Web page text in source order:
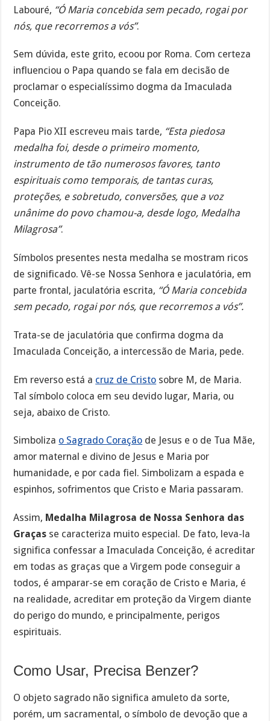
Labouré, “Ó Maria concebida sem pecado, rogai por
nós, que recorremos a vós”.
Sem dúvida, este grito, ecoou por Roma. Com certeza
influenciou o Papa quando se fala em decisão de
proclamar o especialíssimo dogma da Imaculada
Conceição.
Papa Pio XII escreveu mais tarde, “Esta piedosa
medalha foi, desde o primeiro momento,
instrumento de tão numerosos favores, tanto
espirituais como temporais, de tantas curas,
proteções, e sobretudo, conversões, que a voz
unânime do povo chamou-a, desde logo, Medalha
Milagrosa”.
Símbolos presentes nesta medalha se mostram ricos
de significado. Vê-se Nossa Senhora e jaculatória, em
parte frontal, jaculatória escrita, “Ó Maria concebida
sem pecado, rogai por nós, que recorremos a vós”.
Trata-se de jaculatória que confirma dogma da
Imaculada Conceição, a intercessão de Maria, pede.
Em reverso está a cruz de Cristo sobre M, de Maria.
Tal símbolo coloca em seu devido lugar, Maria, ou
seja, abaixo de Cristo.
Simboliza o Sagrado Coração de Jesus e o de Tua Mãe,
amor maternal e divino de Jesus e Maria por
humanidade, e por cada fiel. Simbolizam a espada e
espinhos, sofrimentos que Cristo e Maria passaram.
Assim, Medalha Milagrosa de Nossa Senhora das
Graças se caracteriza muito especial. De fato, leva-la
significa confessar a Imaculada Conceição, é acreditar
em todas as graças que a Virgem pode conseguir a
todos, é amparar-se em coração de Cristo e Maria, é
na realidade, acreditar em proteção da Virgem diante
do perigo do mundo, e principalmente, perigos
espirituais.
Como Usar, Precisa Benzer?
O objeto sagrado não significa amuleto da sorte,
porém, um sacramental, o símbolo de devoção que a